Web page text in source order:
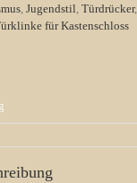
Jugendstil Türdrücker,
für Kastenschloss